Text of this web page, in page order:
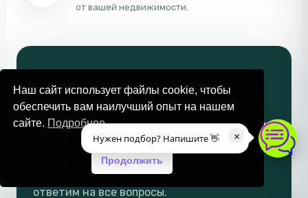
от вашей недвижимости.
Поможем выбрать
объект под вашу задачу
Расскажите, что вы ищете. Подберём
лучшие варианты, пришлём видео и
ответим на все вопросы.
×
Нужен подбор? Напишите 👋
Наш сайт использует файлы cookie, чтобы
обеспечить вам наилучший опыт на нашем
сайте. Подробнее
Продолжить